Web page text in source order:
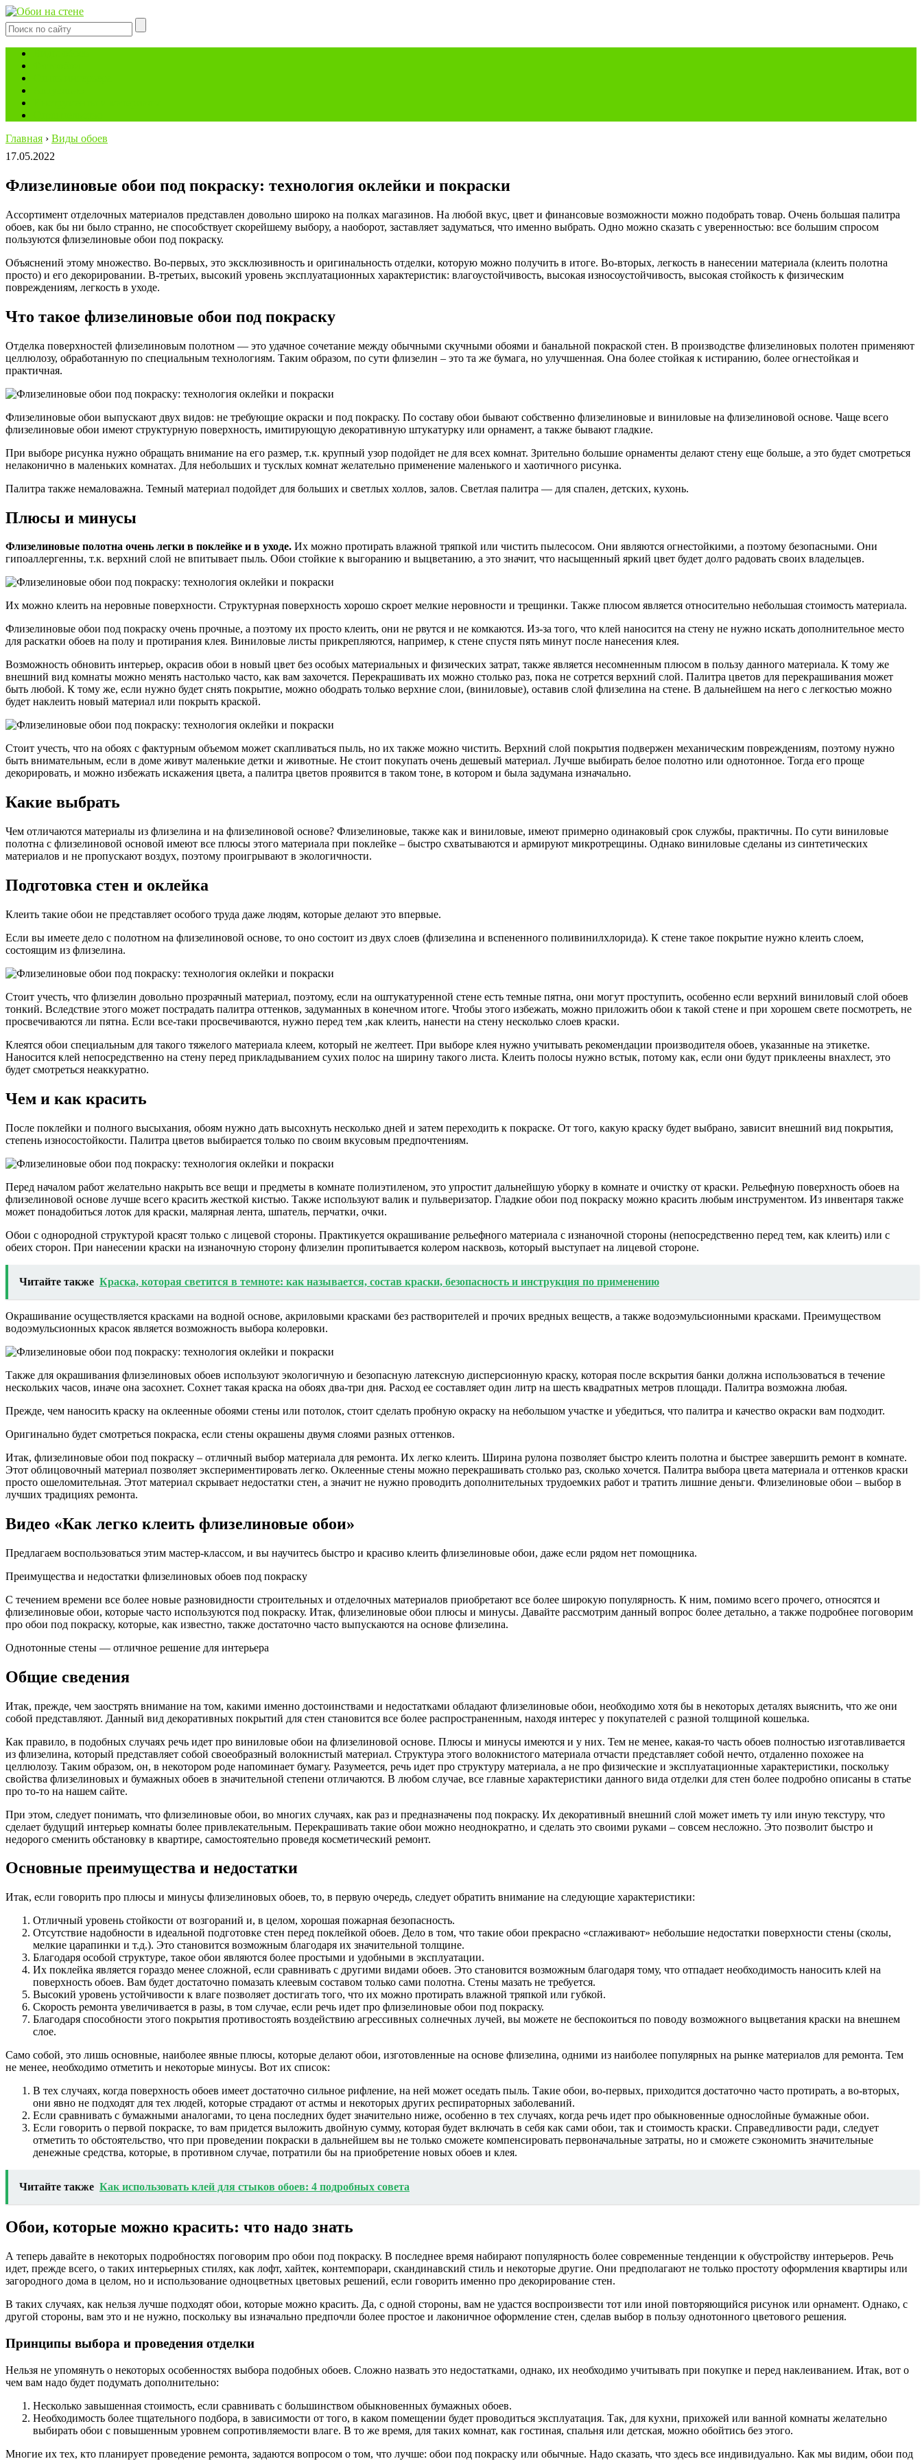
Главная › Виды обоев
17.05.2022
Флизелиновые обои под покраску: технология оклейки и покраски
Ассортимент отделочных материалов представлен довольно широко на полках магазинов. На любой вкус, цвет и финансовые возможности можно подобрать товар. Очень большая палитра
обоев, как бы ни было странно, не способствует скорейшему выбору, а наоборот, заставляет задуматься, что именно выбрать. Одно можно сказать с уверенностью: все большим спросом
пользуются флизелиновые обои под покраску.
Объяснений этому множество. Во-первых, это эксклюзивность и оригинальность отделки, которую можно получить в итоге. Во-вторых, легкость в нанесении материала (клеить полотна
просто) и его декорировании. В-третьих, высокий уровень эксплуатационных характеристик: влагоустойчивость, высокая износоустойчивость, высокая стойкость к физическим
повреждениям, легкость в уходе.
Что такое флизелиновые обои под покраску
Отделка поверхностей флизелиновым полотном — это удачное сочетание между обычными скучными обоями и банальной покраской стен. В производстве флизелиновых полотен применяют
целлюлозу, обработанную по специальным технологиям. Таким образом, по сути флизелин – это та же бумага, но улучшенная. Она более стойкая к истиранию, более огнестойкая и
практичная.
Флизелиновые обои выпускают двух видов: не требующие окраски и под покраску. По составу обои бывают собственно флизелиновые и виниловые на флизелиновой основе. Чаще всего
флизелиновые обои имеют структурную поверхность, имитирующую декоративную штукатурку или орнамент, а также бывают гладкие.
При выборе рисунка нужно обращать внимание на его размер, т.к. крупный узор подойдет не для всех комнат. Зрительно большие орнаменты делают стену еще больше, а это будет смотреться
нелаконично в маленьких комнатах. Для небольших и тусклых комнат желательно применение маленького и хаотичного рисунка.
Палитра также немаловажна. Темный материал подойдет для больших и светлых холлов, залов. Светлая палитра — для спален, детских, кухонь.
Плюсы и минусы
Флизелиновые полотна очень легки в поклейке и в уходе. Их можно протирать влажной тряпкой или чистить пылесосом. Они являются огнестойкими, а поэтому безопасными. Они
гипоаллергенны, т.к. верхний слой не впитывает пыль. Обои стойкие к выгоранию и выцветанию, а это значит, что насыщенный яркий цвет будет долго радовать своих владельцев.
Их можно клеить на неровные поверхности. Структурная поверхность хорошо скроет мелкие неровности и трещинки. Также плюсом является относительно небольшая стоимость материала.
Флизелиновые обои под покраску очень прочные, а поэтому их просто клеить, они не рвутся и не комкаются. Из-за того, что клей наносится на стену не нужно искать дополнительное место
для раскатки обоев на полу и протирания клея. Виниловые листы прикрепляются, например, к стене спустя пять минут после нанесения клея.
Возможность обновить интерьер, окрасив обои в новый цвет без особых материальных и физических затрат, также является несомненным плюсом в пользу данного материала. К тому же
внешний вид комнаты можно менять настолько часто, как вам захочется. Перекрашивать их можно столько раз, пока не сотрется верхний слой. Палитра цветов для перекрашивания может
быть любой. К тому же, если нужно будет снять покрытие, можно ободрать только верхние слои, (виниловые), оставив слой флизелина на стене. В дальнейшем на него с легкостью можно
будет наклеить новый материал или покрыть краской.
Стоит учесть, что на обоях с фактурным объемом может скапливаться пыль, но их также можно чистить. Верхний слой покрытия подвержен механическим повреждениям, поэтому нужно
быть внимательным, если в доме живут маленькие детки и животные. Не стоит покупать очень дешевый материал. Лучше выбирать белое полотно или однотонное. Тогда его проще
декорировать, и можно избежать искажения цвета, а палитра цветов проявится в таком тоне, в котором и была задумана изначально.
Какие выбрать
Чем отличаются материалы из флизелина и на флизелиновой основе? Флизелиновые, также как и виниловые, имеют примерно одинаковый срок службы, практичны. По сути виниловые
полотна с флизелиновой основой имеют все плюсы этого материала при поклейке – быстро схватываются и армируют микротрещины. Однако виниловые сделаны из синтетических
материалов и не пропускают воздух, поэтому проигрывают в экологичности.
Подготовка стен и оклейка
Клеить такие обои не представляет особого труда даже людям, которые делают это впервые.
Если вы имеете дело с полотном на флизелиновой основе, то оно состоит из двух слоев (флизелина и вспененного поливинилхлорида). К стене такое покрытие нужно клеить слоем,
состоящим из флизелина.
Стоит учесть, что флизелин довольно прозрачный материал, поэтому, если на оштукатуренной стене есть темные пятна, они могут проступить, особенно если верхний виниловый слой обоев
тонкий. Вследствие этого может пострадать палитра оттенков, задуманных в конечном итоге. Чтобы этого избежать, можно приложить обои к такой стене и при хорошем свете посмотреть, не
просвечиваются ли пятна. Если все-таки просвечиваются, нужно перед тем ,как клеить, нанести на стену несколько слоев краски.
Клеятся обои специальным для такого тяжелого материала клеем, который не желтеет. При выборе клея нужно учитывать рекомендации производителя обоев, указанные на этикетке.
Наносится клей непосредственно на стену перед прикладыванием сухих полос на ширину такого листа. Клеить полосы нужно встык, потому как, если они будут приклеены внахлест, это
будет смотреться неаккуратно.
Чем и как красить
После поклейки и полного высыхания, обоям нужно дать высохнуть несколько дней и затем переходить к покраске. От того, какую краску будет выбрано, зависит внешний вид покрытия,
степень износостойкости. Палитра цветов выбирается только по своим вкусовым предпочтениям.
Перед началом работ желательно накрыть все вещи и предметы в комнате полиэтиленом, это упростит дальнейшую уборку в комнате и очистку от краски. Рельефную поверхность обоев на
флизелиновой основе лучше всего красить жесткой кистью. Также используют валик и пульверизатор. Гладкие обои под покраску можно красить любым инструментом. Из инвентаря также
может понадобиться лоток для краски, малярная лента, шпатель, перчатки, очки.
Обои с однородной структурой красят только с лицевой стороны. Практикуется окрашивание рельефного материала с изнаночной стороны (непосредственно перед тем, как клеить) или с
обеих сторон. При нанесении краски на изнаночную сторону флизелин пропитывается колером насквозь, который выступает на лицевой стороне.
Читайте также Краска, которая светится в темноте: как называется, состав краски, безопасность и инструкция по применению
Окрашивание осуществляется красками на водной основе, акриловыми красками без растворителей и прочих вредных веществ, а также водоэмульсионными красками. Преимуществом
водоэмульсионных красок является возможность выбора колеровки.
Также для окрашивания флизелиновых обоев используют экологичную и безопасную латексную дисперсионную краску, которая после вскрытия банки должна использоваться в течение
нескольких часов, иначе она засохнет. Сохнет такая краска на обоях два-три дня. Расход ее составляет один литр на шесть квадратных метров площади. Палитра возможна любая.
Прежде, чем наносить краску на оклеенные обоями стены или потолок, стоит сделать пробную окраску на небольшом участке и убедиться, что палитра и качество окраски вам подходит.
Оригинально будет смотреться покраска, если стены окрашены двумя слоями разных оттенков.
Итак, флизелиновые обои под покраску – отличный выбор материала для ремонта. Их легко клеить. Ширина рулона позволяет быстро клеить полотна и быстрее завершить ремонт в комнате.
Этот облицовочный материал позволяет экспериментировать легко. Оклеенные стены можно перекрашивать столько раз, сколько хочется. Палитра выбора цвета материала и оттенков краски
просто ошеломительная. Этот материал скрывает недостатки стен, а значит не нужно проводить дополнительных трудоемких работ и тратить лишние деньги. Флизелиновые обои – выбор в
лучших традициях ремонта.
Видео «Как легко клеить флизелиновые обои»
Предлагаем воспользоваться этим мастер-классом, и вы научитесь быстро и красиво клеить флизелиновые обои, даже если рядом нет помощника.
Преимущества и недостатки флизелиновых обоев под покраску
С течением времени все более новые разновидности строительных и отделочных материалов приобретают все более широкую популярность. К ним, помимо всего прочего, относятся и
флизелиновые обои, которые часто используются под покраску. Итак, флизелиновые обои плюсы и минусы. Давайте рассмотрим данный вопрос более детально, а также подробнее поговорим
про обои под покраску, которые, как известно, также достаточно часто выпускаются на основе флизелина.
Однотонные стены — отличное решение для интерьера
Общие сведения
Итак, прежде, чем заострять внимание на том, какими именно достоинствами и недостатками обладают флизелиновые обои, необходимо хотя бы в некоторых деталях выяснить, что же они
собой представляют. Данный вид декоративных покрытий для стен становится все более распространенным, находя интерес у покупателей с разной толщиной кошелька.
Как правило, в подобных случаях речь идет про виниловые обои на флизелиновой основе. Плюсы и минусы имеются и у них. Тем не менее, какая-то часть обоев полностью изготавливается
из флизелина, который представляет собой своеобразный волокнистый материал. Структура этого волокнистого материала отчасти представляет собой нечто, отдаленно похожее на
целлюлозу. Таким образом, он, в некотором роде напоминает бумагу. Разумеется, речь идет про структуру материала, а не про физические и эксплуатационные характеристики, поскольку
свойства флизелиновых и бумажных обоев в значительной степени отличаются. В любом случае, все главные характеристики данного вида отделки для стен более подробно описаны в статье
про то-то на нашем сайте.
При этом, следует понимать, что флизелиновые обои, во многих случаях, как раз и предназначены под покраску. Их декоративный внешний слой может иметь ту или иную текстуру, что
сделает будущий интерьер комнаты более привлекательным. Перекрашивать такие обои можно неоднократно, и сделать это своими руками – совсем несложно. Это позволит быстро и
недорого сменить обстановку в квартире, самостоятельно проведя косметический ремонт.
Основные преимущества и недостатки
Итак, если говорить про плюсы и минусы флизелиновых обоев, то, в первую очередь, следует обратить внимание на следующие характеристики:
Отличный уровень стойкости от возгораний и, в целом, хорошая пожарная безопасность.
Отсутствие надобности в идеальной подготовке стен перед поклейкой обоев. Дело в том, что такие обои прекрасно «сглаживают» небольшие недостатки поверхности стены (сколы,
мелкие царапинки и т.д.). Это становится возможным благодаря их значительной толщине.
Благодаря особой структуре, такое обои являются более простыми и удобными в эксплуатации.
Их поклейка является гораздо менее сложной, если сравнивать с другими видами обоев. Это становится возможным благодаря тому, что отпадает необходимость наносить клей на
поверхность обоев. Вам будет достаточно помазать клеевым составом только сами полотна. Стены мазать не требуется.
Высокий уровень устойчивости к влаге позволяет достигать того, что их можно протирать влажной тряпкой или губкой.
Скорость ремонта увеличивается в разы, в том случае, если речь идет про флизелиновые обои под покраску.
Благодаря способности этого покрытия противостоять воздействию агрессивных солнечных лучей, вы можете не беспокоиться по поводу возможного выцветания краски на внешнем
слое.
Само собой, это лишь основные, наиболее явные плюсы, которые делают обои, изготовленные на основе флизелина, одними из наиболее популярных на рынке материалов для ремонта. Тем
не менее, необходимо отметить и некоторые минусы. Вот их список:
В тех случаях, когда поверхность обоев имеет достаточно сильное рифление, на ней может оседать пыль. Такие обои, во-первых, приходится достаточно часто протирать, а во-вторых,
они явно не подходят для тех людей, которые страдают от астмы и некоторых других респираторных заболеваний.
Если сравнивать с бумажными аналогами, то цена последних будет значительно ниже, особенно в тех случаях, когда речь идет про обыкновенные однослойные бумажные обои.
Если говорить о первой покраске, то вам придется выложить двойную сумму, которая будет включать в себя как сами обои, так и стоимость краски. Справедливости ради, следует
отметить то обстоятельство, что при проведении покраски в дальнейшем вы не только сможете компенсировать первоначальные затраты, но и сможете сэкономить значительные
денежные средства, которые, в противном случае, потратили бы на приобретение новых обоев и клея.
Читайте также Как использовать клей для стыков обоев: 4 подробных совета
Обои, которые можно красить: что надо знать
А теперь давайте в некоторых подробностях поговорим про обои под покраску. В последнее время набирают популярность более современные тенденции к обустройству интерьеров. Речь
идет, прежде всего, о таких интерьерных стилях, как лофт, хайтек, контемпорари, скандинавский стиль и некоторые другие. Они предполагают не только простоту оформления квартиры или
загородного дома в целом, но и использование одноцветных цветовых решений, если говорить именно про декорирование стен.
В таких случаях, как нельзя лучше подходят обои, которые можно красить. Да, с одной стороны, вам не удастся воспроизвести тот или иной повторяющийся рисунок или орнамент. Однако, с
другой стороны, вам это и не нужно, поскольку вы изначально предпочли более простое и лаконичное оформление стен, сделав выбор в пользу однотонного цветового решения.
Принципы выбора и проведения отделки
Нельзя не упомянуть о некоторых особенностях выбора подобных обоев. Сложно назвать это недостатками, однако, их необходимо учитывать при покупке и перед наклеиванием. Итак, вот о
чем вам надо будет подумать дополнительно:
Несколько завышенная стоимость, если сравнивать с большинством обыкновенных бумажных обоев.
Необходимость более тщательного подбора, в зависимости от того, в каком помещении будет проводиться эксплуатация. Так, для кухни, прихожей или ванной комнаты желательно
выбирать обои с повышенным уровнем сопротивляемости влаге. В то же время, для таких комнат, как гостиная, спальня или детская, можно обойтись без этого.
Многие их тех, кто планирует проведение ремонта, задаются вопросом о том, что лучше: обои под покраску или обычные. Надо сказать, что здесь все индивидуально. Как мы видим, обои под